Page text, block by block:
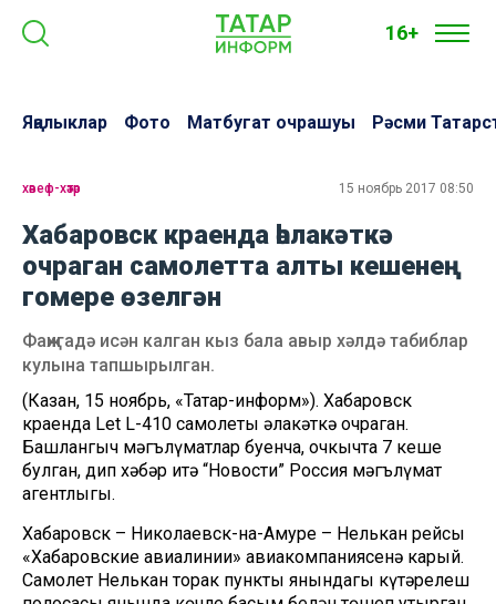
16+
Яңалыклар Фото Матбугат очрашуы Рәсми
хәвеф-хәтәр 15 ноябрь 2017 08:50
Хабаровск краенда һәлакәткә
очраган самолетта алты кешенең
гомере өзелгән
Фаҗигадә исән калган кыз бала авыр хәлдә табиблар
кулына тапшырылган.
(Казан, 15 ноябрь, «Татар-информ»). Хабаровск
краенда Let L-410 самолеты һәлакәткә очраган.
Башлангыч мәгълүматлар буенча, очкычта 7 кеше
булган, дип хәбәр итә “Новости” Россия мәгълүмат
агентлыгы.
Хабаровск – Николаевск-на-Амуре – Нелькан рейсы
«Хабаровские авиалинии» авиакомпаниясенә карый.
Самолет Нелькан торак пункты янындагы күтәрелеш